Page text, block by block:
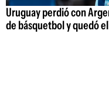
Uruguay perdió con
de básquetbol y quedó